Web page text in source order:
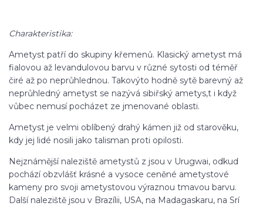
Charakteristika:
Ametyst patří do skupiny křemenů. Klasický ametyst má
fialovou až levandulovou barvu v různé sytosti od téměř
čiré až po neprůhlednou. Takovýto hodně sytě barevný až
neprůhledný ametyst se nazývá sibiřský ametys,t i když
vůbec nemusí pocházet ze jmenované oblasti.
Ametyst je velmi oblíbený drahý kámen již od starověku,
kdy jej lidé nosili jako talisman proti opilosti.
Nejznámější naleziště ametystů z jsou v Urugwai, odkud
pochází obzvlášť krásné a vysoce ceněné ametystové
kameny pro svoji ametystovou výraznou tmavou barvu.
Další naleziště jsou v Brazílii, USA, na Madagaskaru, na Srí